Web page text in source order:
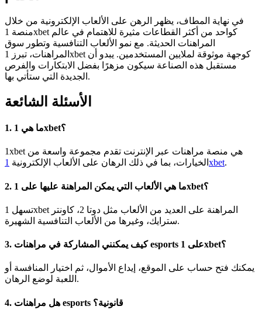
في نهاية المطاف، يظهر الرهن على الألعاب الإلكترونية من خلال
منصة 1xbet كواحد من أكثر القطاعات مثيرة للاهتمام في عالم
المراهنات الحديثة. مع نمو الألعاب التنافسية وتطور سوق
المراهنات، تبرز 1xbet كوجهة موثوقة لملايين المستخدمين. يبدو أن
مستقبل هذه الصناعة سيكون مزهرًا بفضل الابتكارات والفرص
الجديدة التي ستأتي بها.
الأسئلة الشائعة
1. ما هي 1xbet؟
1xbet هي منصة مراهنات عبر الإنترنت تقدم مجموعة واسعة من
الخيارات، بما في ذلك الرهان على الألعاب الإلكترونية 1xbet.
2. ما هي الألعاب التي يمكن المراهنة عليها على 1xbet؟
تسهل 1xbet المراهنة على العديد من الألعاب مثل دوتا 2، كاونتر
سترايك، وغيرها من الألعاب التنافسية الشهيرة.
3. كيف يمكنني المشاركة في مراهنات esports على 1xbet؟
يمكنك فتح حساب على الموقع، إيداع الأموال، ثم اختيار المنافسة أو
اللعبة لوضع الرهان.
4. هل مراهنات esports قانونية؟